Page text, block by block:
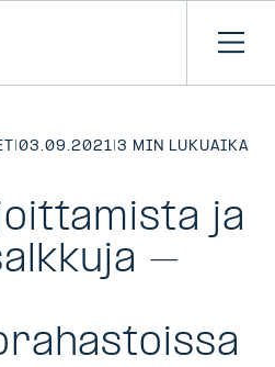
Avaa
|03.09.2021|3 MIN LUKUAIKA
ja
–